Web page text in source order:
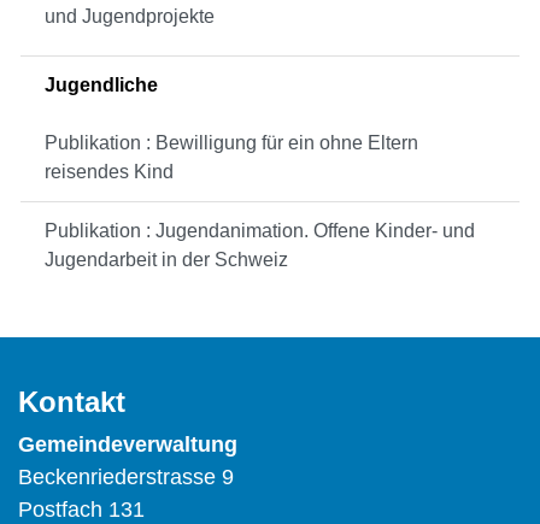
und Jugendprojekte
Jugendliche
Publikation : Bewilligung für ein ohne Eltern
reisendes Kind
Publikation : Jugendanimation. Offene Kinder- und
Jugendarbeit in der Schweiz
Kontakt
Gemeindeverwaltung
Beckenriederstrasse 9
Postfach 131